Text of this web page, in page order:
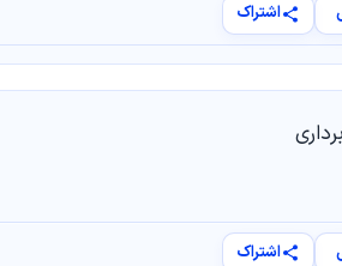
اشتراک
اشتراک